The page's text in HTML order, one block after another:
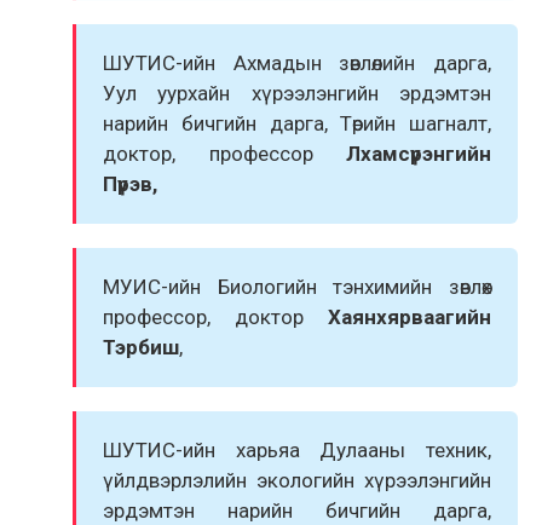
ШУТИС-ийн Ахмадын зөвлөлийн дарга,
Уул уурхайн хүрээлэнгийн эрдэмтэн
нарийн бичгийн дарга, Төрийн шагналт,
доктор, профессор Лхамсүрэнгийн
Пүрэв,
МУИС-ийн Биологийн тэнхимийн зөвлөх
профессор, доктор Хаянхярваагийн
Тэрбиш,
ШУТИС-ийн харьяа Дулааны техник,
үйлдвэрлэлийн экологийн хүрээлэнгийн
эрдэмтэн нарийн бичгийн дарга,